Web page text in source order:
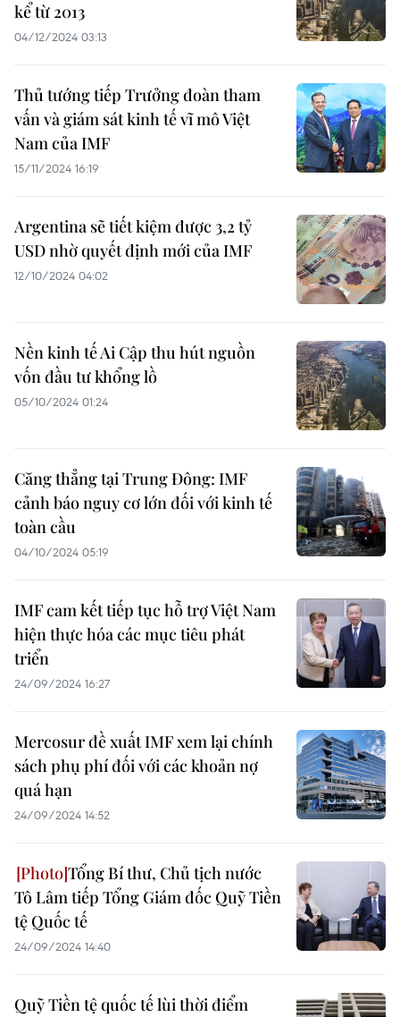
kể từ 2013
04/12/2024 03:13
Thủ tướng tiếp Trưởng đoàn tham
vấn và giám sát kinh tế vĩ mô Việt
Nam của IMF
15/11/2024 16:19
Argentina sẽ tiết kiệm được 3,2 tỷ
USD nhờ quyết định mới của IMF
12/10/2024 04:02
Nền kinh tế Ai Cập thu hút nguồn
vốn đầu tư khổng lồ
05/10/2024 01:24
Căng thẳng tại Trung Đông: IMF
cảnh báo nguy cơ lớn đối với kinh tế
toàn cầu
04/10/2024 05:19
IMF cam kết tiếp tục hỗ trợ Việt Nam
hiện thực hóa các mục tiêu phát
triển
24/09/2024 16:27
Mercosur đề xuất IMF xem lại chính
sách phụ phí đối với các khoản nợ
quá hạn
24/09/2024 14:52
Tổng Bí thư, Chủ tịch nước
Tô Lâm tiếp Tổng Giám đốc Quỹ Tiền
tệ Quốc tế
24/09/2024 14:40
Quỹ Tiền tệ quốc tế lùi thời điểm